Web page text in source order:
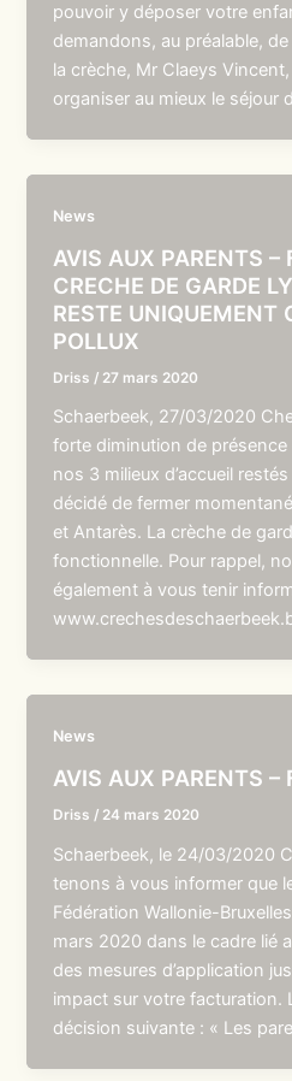
pouvoir y déposer votre
demandons, au préalable,
la crèche, Mr Claeys
organiser au mieux le séjour
News
AVIS AUX PARENTS –
CRECHE DE GARDE
RESTE UNIQUEMENT
POLLUX
Driss / 27 mars 2020
Schaerbeek, 27/03/2020
forte diminution de présence
nos 3 milieux d’accueil
décidé de fermer
et Antarès. La crèche de
fonctionnelle. Pour rappel,
également à vous tenir
News
AVIS AUX PARENTS –
Driss / 24 mars 2020
Schaerbeek, le 24/03/2020
tenons à vous informer que
Fédération Wallonie-
mars 2020 dans le cadre lié
des mesures d’application
impact sur votre facturation.
décision suivante : « Les